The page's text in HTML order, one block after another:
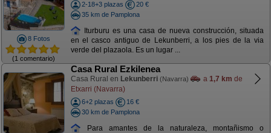
8 Fotos
(1 comentario)
2-18+3 plazas
20 €
35 km de Pamplona
Iturburu es una casa de nueva construcción, situada
en el casco antiguo de Lekunberri, a los pies de la via
verde del plazaola. Es un lugar ...
Casa Rural Ezkilenea
Casa Rural en Lekunberri (Navarra) a 1,7 km de
Etxarri (Navarra)
6+2 plazas
16 €
30 km de Pamplona
Para amantes de la naturaleza, montañismo o